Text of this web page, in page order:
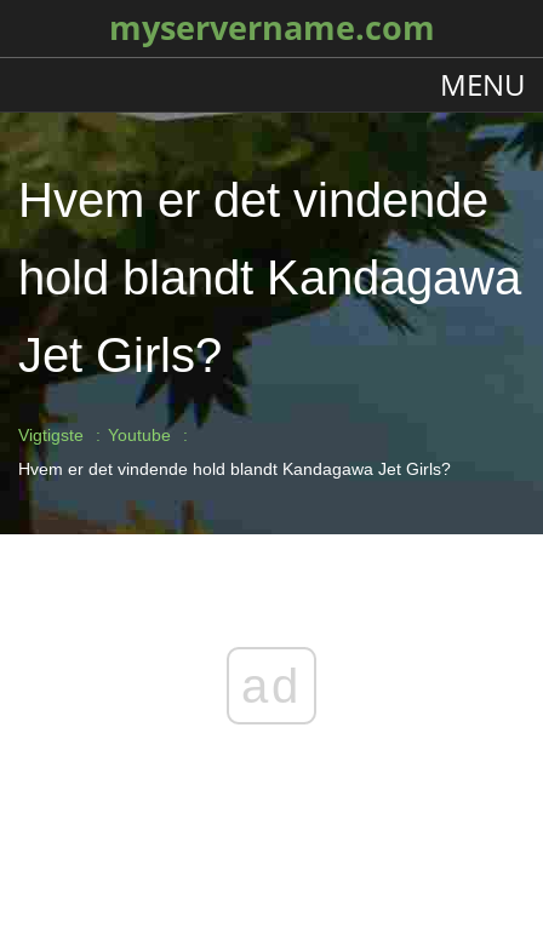
myservername.com
MENU
Hvem er det vindende
hold blandt Kandagawa
Jet Girls?
Vigtigste
Youtube
Hvem er det vindende hold blandt Kandagawa Jet Girls?
ad